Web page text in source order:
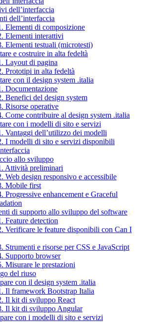
dell’interfaccia
dell’interfaccia
Elementi di composizione
Elementi interattivi
Elementi testuali (microtesti)
e costruire in alta fedeltà
Layout di pagina
Prototipi in alta fedeltà
con il design system .italia
Documentazione
Benefici del design system
Risorse operative
Come contribuire al design system .italia
con i modelli di sito e servizi
Vantaggi dell’utilizzo dei modelli
I modelli di sito e servizi disponibili
allo sviluppo
Attività preliminari
Web design responsivo e accessibile
Mobile first
Progressive enhancement e Graceful
di supporto allo sviluppo del software
Feature detection
Verificare le feature disponibili con Can I
Strumenti e risorse per CSS e JavaScript
Supporto browser
Misurare le prestazioni
del riuso
con il design system .italia
Il framework Bootstrap Italia
Il kit di sviluppo React
Il kit di sviluppo Angular
con i modelli di sito e servizi